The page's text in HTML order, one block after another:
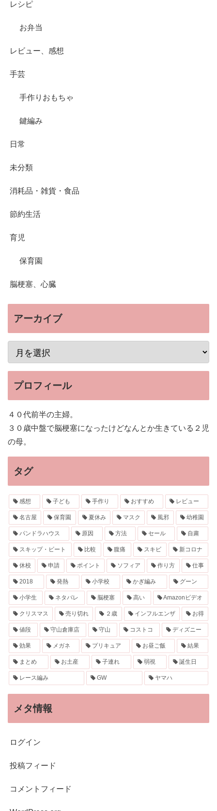
レシピ
お弁当
レビュー、感想
手芸
手作りおもちゃ
鍵編み
日常
未分類
消耗品・雑貨・食品
節約生活
育児
保育園
脳梗塞、心臓
アーカイブ
プロフィール
４０代前半の主婦。
３０歳中盤で脳梗塞になったけどなんとか生きている２児
の母。
タグ
感想 子ども 手作り おすすめ レビュー
名古屋 保育園 夏休み マスク 風邪 幼稚園
パンドラハウス 原因 方法 セール 自粛
スキップ・ビート 比較 腹痛 スキビ 新コロナ
休校 申請 ポイント ソフィア 作り方 仕事
2018 発熱 小学校 かぎ編み グーン
小学生 ネタバレ 脳梗塞 高い Amazonビデオ
クリスマス 売り切れ ２歳 インフルエンザ お得
値段 守山倉庫店 守山 コストコ ディズニー
効果 メガネ プリキュア お昼ご飯 結果
まとめ お土産 子連れ 弱視 誕生日
レース編み GW ヤマハ
メタ情報
ログイン
投稿フィード
コメントフィード